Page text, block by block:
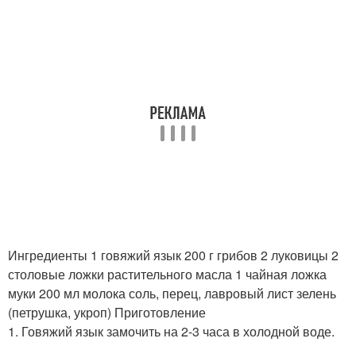
Ингредиенты 1 говяжий язык 200 г грибов 2 луковицы 2
столовые ложки растительного масла 1 чайная ложка
муки 200 мл молока соль, перец, лавровый лист зелень
(петрушка, укроп) Приготовление
1. Говяжий язык замочить на 2-3 часа в холодной воде.